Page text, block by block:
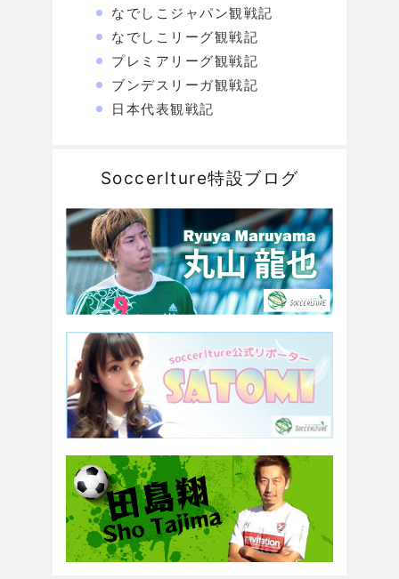
なでしこジャパン観戦記
なでしこリーグ観戦記
プレミアリーグ観戦記
ブンデスリーガ観戦記
日本代表観戦記
Soccerlture特設ブログ